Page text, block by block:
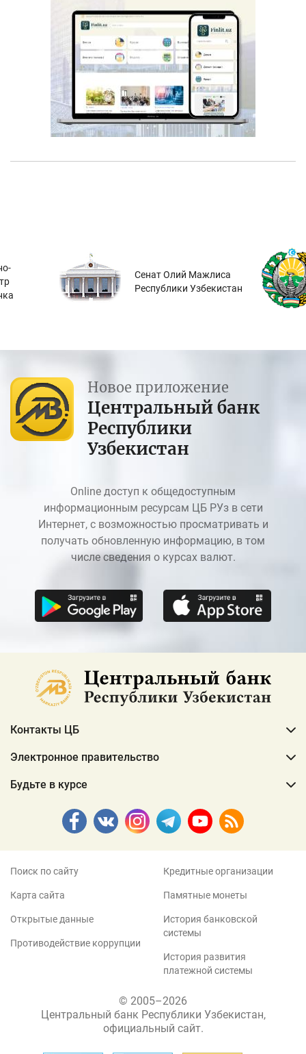
Сенат Олий Мажлиса
Республики Узбекистан
Новое приложение
Центральный банк
Республики
Узбекистан
Online доступ к общедоступным
информационным ресурсам ЦБ РУз в сети
Интернет, с возможностью просматривать и
получать обновленную информацию, в том
числе сведения о курсах валют.
Контакты ЦБ
Электронное правительство
Будьте в курсе
Поиск по сайту
Карта сайта
Открытые данные
Противодействие коррупции
Кредитные организации
Памятные монеты
История банковской
системы
История развития
платежной системы
© 2005–2026
Центральный банк Республики Узбекистан,
официальный сайт.